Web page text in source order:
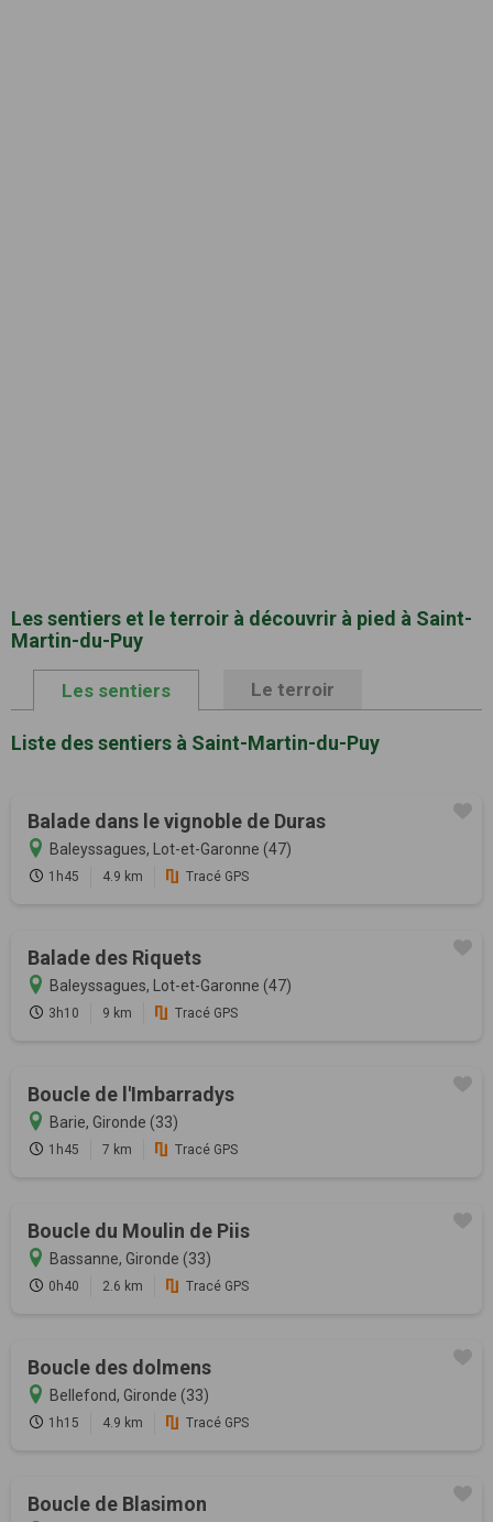
Les sentiers et le terroir à découvrir à pied à Saint-
Martin-du-Puy
Les sentiers Le terroir
Liste des sentiers à Saint-Martin-du-Puy
Balade dans le vignoble de Duras
Baleyssagues, Lot-et-Garonne (47)
1h45 4.9 km Tracé GPS
Balade des Riquets
Baleyssagues, Lot-et-Garonne (47)
3h10 9 km Tracé GPS
Boucle de l'Imbarradys
Barie, Gironde (33)
1h45 7 km Tracé GPS
Boucle du Moulin de Piis
Bassanne, Gironde (33)
0h40 2.6 km Tracé GPS
Boucle des dolmens
Bellefond, Gironde (33)
1h15 4.9 km Tracé GPS
Boucle de Blasimon